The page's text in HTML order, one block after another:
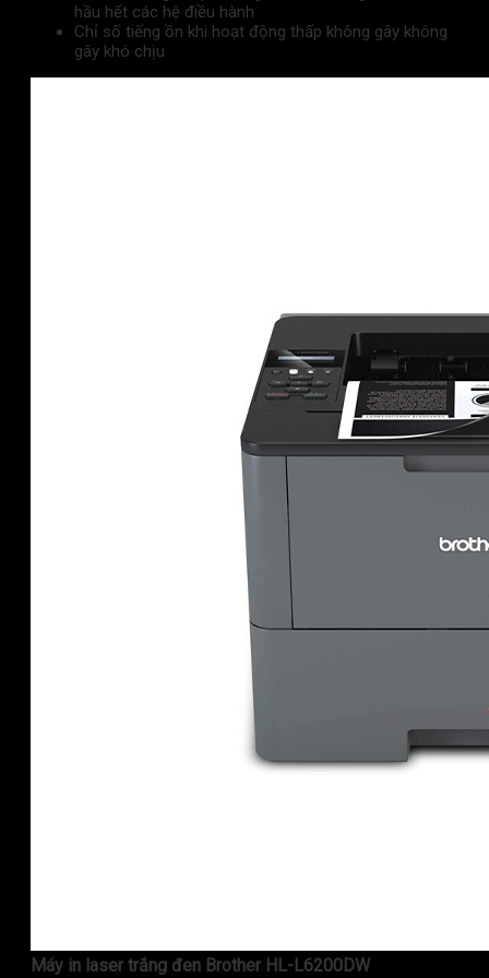
hầu hết các hệ điều hành
Chỉ số tiếng ồn khi hoạt động thấp không gây không
gây khó chịu
Máy in laser trắng đen Brother HL-L6200DW